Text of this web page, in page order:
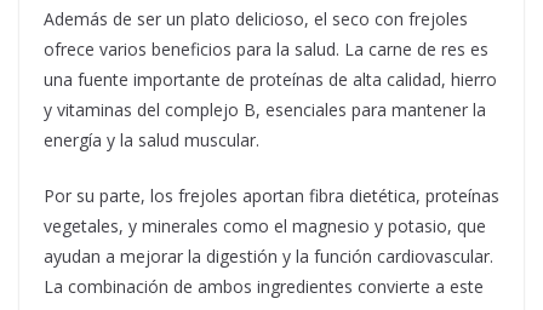
Además de ser un plato delicioso, el seco con frejoles
ofrece varios beneficios para la salud. La carne de res es
una fuente importante de proteínas de alta calidad, hierro
y vitaminas del complejo B, esenciales para mantener la
energía y la salud muscular.
Por su parte, los frejoles aportan fibra dietética, proteínas
vegetales, y minerales como el magnesio y potasio, que
ayudan a mejorar la digestión y la función cardiovascular.
La combinación de ambos ingredientes convierte a este